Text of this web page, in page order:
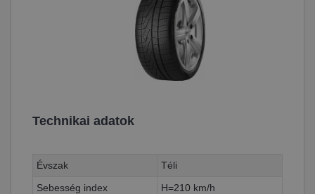
Technikai adatok
Évszak
Téli
Sebesség index
H=210 km/h